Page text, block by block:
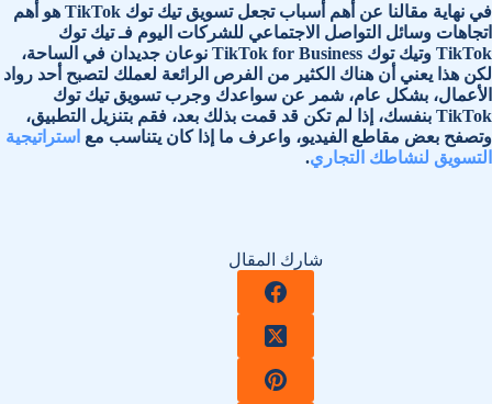
في نهاية مقالنا عن أهم أسباب تجعل تسويق تيك توك TikTok هو أهم
اتجاهات وسائل التواصل الاجتماعي للشركات اليوم فـ تيك توك
TikTok وتيك توك TikTok for Business نوعان جديدان في الساحة،
لكن هذا يعني أن هناك الكثير من الفرص الرائعة لعملك لتصبح أحد رواد
الأعمال، بشكل عام، شمر عن سواعدك وجرب تسويق تيك توك
TikTok بنفسك، إذا لم تكن قد قمت بذلك بعد، فقم بتنزيل التطبيق،
وتصفح بعض مقاطع الفيديو، واعرف ما إذا كان يتناسب مع استراتيجية
التسويق لنشاطك التجاري.
شارك المقال